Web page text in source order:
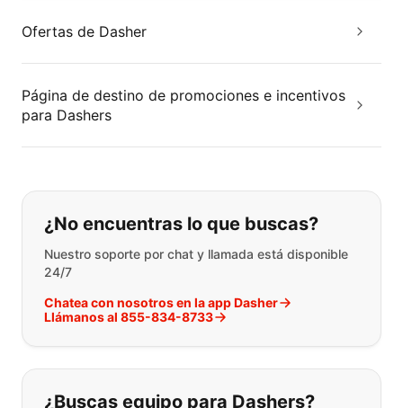
Ofertas de Dasher
Página de destino de promociones e incentivos
para Dashers
Si no puede encontrar lo que está
¿No encuentras lo que buscas?
Nuestro soporte por chat y llamada está disponible
24/7
Chatea con nosotros en la app Dasher
Llámanos al 855-834-8733
¿Buscas equipo para Dashers?